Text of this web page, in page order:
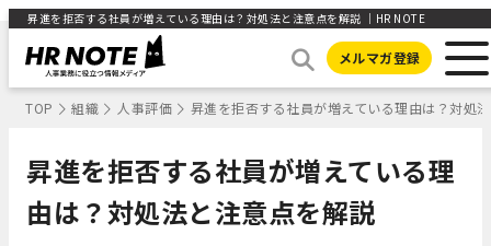
昇進を拒否する社員が増えている理由は？対処法と注意点を解説 ｜HR NOTE
メルマガ登録
TOP 組織 人事評価 昇進を拒否する社員が増えている理由は？対処
昇進を拒否する社員が増えている理
由は？対処法と注意点を解説